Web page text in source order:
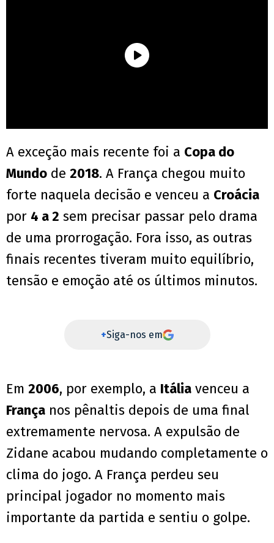
A exceção mais recente foi a Copa do
Mundo de 2018. A França chegou muito
forte naquela decisão e venceu a Croácia
por 4 a 2 sem precisar passar pelo drama
de uma prorrogação. Fora isso, as outras
finais recentes tiveram muito equilíbrio,
tensão e emoção até os últimos minutos.
+Siga-nos em
Em 2006, por exemplo, a Itália venceu a
França nos pênaltis depois de uma final
extremamente nervosa. A expulsão de
Zidane acabou mudando completamente o
clima do jogo. A França perdeu seu
principal jogador no momento mais
importante da partida e sentiu o golpe.